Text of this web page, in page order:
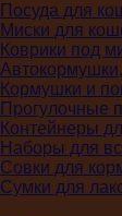
Посуда для
Миски для
Коврики под
Кормушки и
Прогулочные
Контейнеры
Наборы для
Совки для
Сумки для